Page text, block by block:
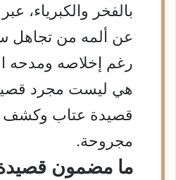
بالفخر والكبرياء،
عن ألمه من تجاهل
رغم إخلاصه ومدحه
هي ليست مجرد
قصيدة عتاب وكشف
مجروحة.
ما مضمون